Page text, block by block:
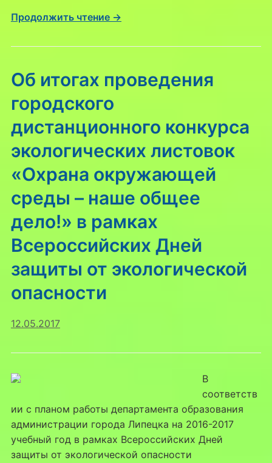
Продолжить чтение →
Об итогах проведения
городского
дистанционного конкурса
экологических листовок
«Охрана окружающей
среды – наше общее
дело!» в рамках
Всероссийских Дней
защиты от экологической
опасности
12.05.2017
В
соответств
ии с планом работы департамента образования
администрации города Липецка на 2016-2017
учебный год в рамках Всероссийских Дней
защиты от экологической опасности